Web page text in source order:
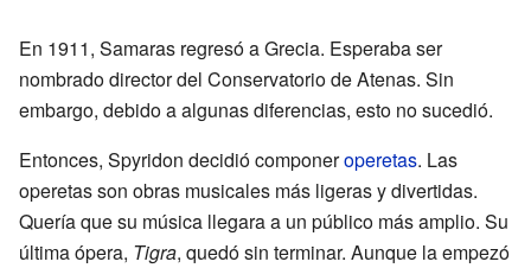
En 1911, Samaras regresó a Grecia. Esperaba ser
nombrado director del Conservatorio de Atenas. Sin
embargo, debido a algunas diferencias, esto no sucedió.
Entonces, Spyridon decidió componeroperetas. Las
operetas son obras musicales más ligeras y divertidas.
Quería que su música llegara a un público más amplio. Su
última ópera, Tigra, quedó sin terminar. Aunque la empezó